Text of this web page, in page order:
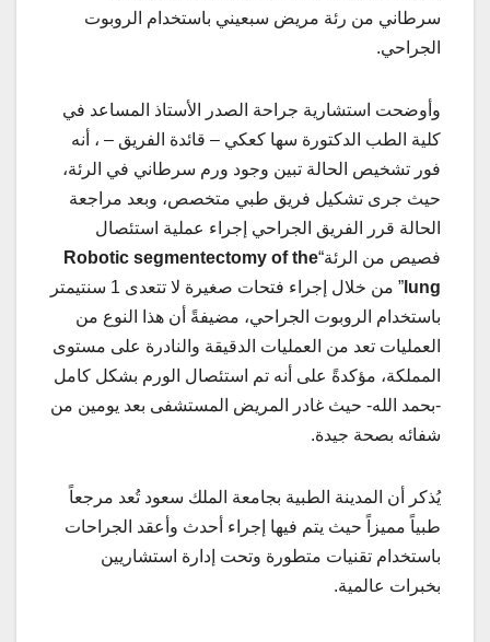
سرطاني من رئة مريض سبعيني باستخدام الروبوت
الجراحي.
وأوضحت استشارية جراحة الصدر الأستاذ المساعد في
كلية الطب الدكتورة سها كعكي – قائدة الفريق – ، أنه
فور تشخيص الحالة تبين وجود ورم سرطاني في الرئة،
حيث جرى تشكيل فريق طبي متخصص، وبعد مراجعة
الحالة قرر الفريق الجراحي إجراء عملية استئصال
فصيص من الرئة“Robotic segmentectomy of the
lung
” من خلال إجراء فتحات صغيرة لا تتعدى 1 سنتيمتر
باستخدام الروبوت الجراحي، مضيفةً أن هذا النوع من
العمليات تعد من العمليات الدقيقة والنادرة على مستوى
المملكة، مؤكدةً على أنه تم استئصال الورم بشكل كامل
-بحمد الله- حيث غادر المريض المستشفى بعد يومين من
شفائه بصحة جيدة.
يُذكر أن المدينة الطبية بجامعة الملك سعود تُعد مرجعاً
طبياً مميزاً حيث يتم فيها إجراء أحدث وأعقد الجراحات
باستخدام تقنيات متطورة وتحت إدارة استشاريين
بخبرات عالمية.